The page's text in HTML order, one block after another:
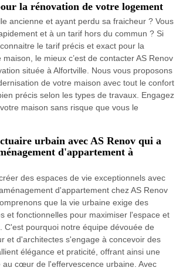
la rénovation de votre logement
ancienne et ayant perdu sa fraicheur ? Vous
et à un tarif hors du commun ? Si
le tarif précis et exact pour la
le mieux c’est de contacter AS Renov
située à Alfortville. Nous vous proposons
de votre maison avec tout le confort
précis selon les types de travaux. Engagez
maison sans risque que vous le
urbain avec AS Renov qui a
d'appartement à
des espaces de vie exceptionnels avec
d'appartement chez AS Renov
que la vie urbaine exige des
et fonctionnelles pour maximiser l'espace et
C'est pourquoi notre équipe dévouée de
et d'architectes s'engage à concevoir des
élégance et praticité, offrant ainsi une
au cœur de l'effervescence urbaine. Avec